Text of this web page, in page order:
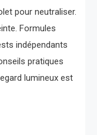
pour neutraliser.
Formules
indépendants
pratiques
lumineux est